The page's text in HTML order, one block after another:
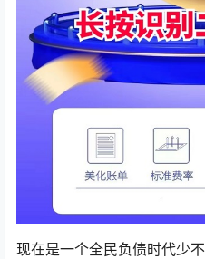
现在是一个全民负债时代少